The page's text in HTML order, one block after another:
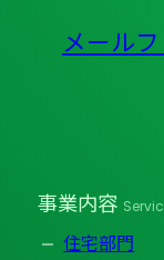
メール
事業内容
住宅部門